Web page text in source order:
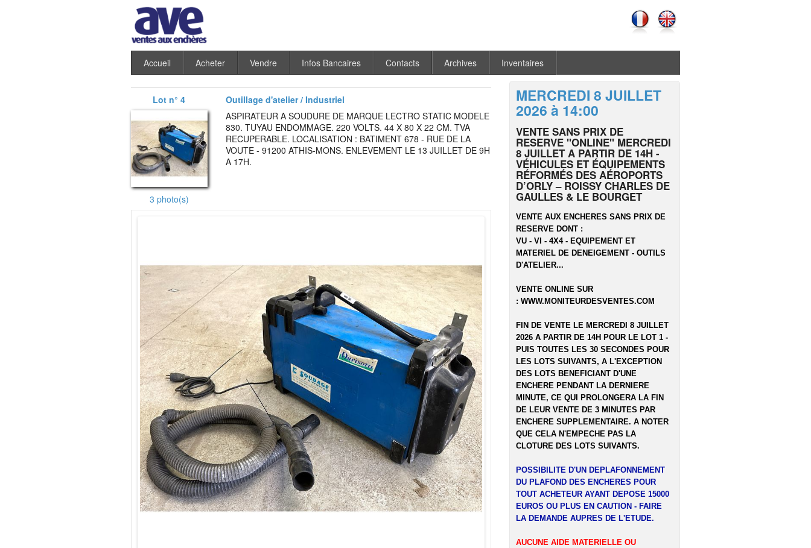
Accueil Acheter Vendre Infos Bancaires Contacts Archives Inventaires
Lot n° 4 Outillage d'atelier / Industriel
3 photo(s)
ASPIRATEUR A SOUDURE DE MARQUE LECTRO STATIC MODELE
830. TUYAU ENDOMMAGE. 220 VOLTS. 44 X 80 X 22 CM. TVA
RECUPERABLE. LOCALISATION : BATIMENT 678 - RUE DE LA
VOUTE - 91200 ATHIS-MONS. ENLEVEMENT LE 13 JUILLET DE 9H
A 17H.
MERCREDI 8 JUILLET
2026 à 14:00
VENTE SANS PRIX DE
RESERVE "ONLINE" MERCREDI
8 JUILLET A PARTIR DE 14H -
VÉHICULES ET ÉQUIPEMENTS
RÉFORMÉS DES AÉROPORTS
D’ORLY – ROISSY CHARLES DE
GAULLES & LE BOURGET
VENTE AUX ENCHERES SANS PRIX DE
RESERVE DONT :
VU - VI - 4X4 - EQUIPEMENT ET
MATERIEL DE DENEIGEMENT - OUTILS
D'ATELIER...
VENTE ONLINE SUR
: WWW.MONITEURDESVENTES.COM
FIN DE VENTE LE MERCREDI 8 JUILLET
2026 A PARTIR DE 14H POUR LE LOT 1 -
PUIS TOUTES LES 30 SECONDES POUR
LES LOTS SUIVANTS, A L'EXCEPTION
DES LOTS BENEFICIANT D'UNE
ENCHERE PENDANT LA DERNIERE
MINUTE, CE QUI PROLONGERA LA FIN
DE LEUR VENTE DE 3 MINUTES PAR
ENCHERE SUPPLEMENTAIRE. A NOTER
QUE CELA N'EMPECHE PAS LA
CLOTURE DES LOTS SUIVANTS.
POSSIBILITE D'UN DEPLAFONNEMENT
DU PLAFOND DES ENCHERES POUR
TOUT ACHETEUR AYANT DEPOSE 15000
EUROS OU PLUS EN CAUTION - FAIRE
LA DEMANDE AUPRES DE L'ETUDE.
AUCUNE AIDE MATERIELLE OU